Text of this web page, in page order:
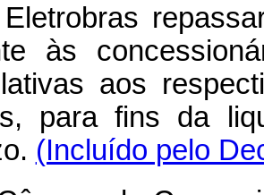
às
aos
para fins da
(Incluído pelo